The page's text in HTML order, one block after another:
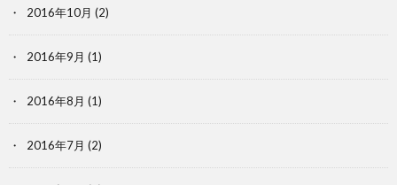
2016年10月 (2)
2016年9月 (1)
2016年8月 (1)
2016年7月 (2)